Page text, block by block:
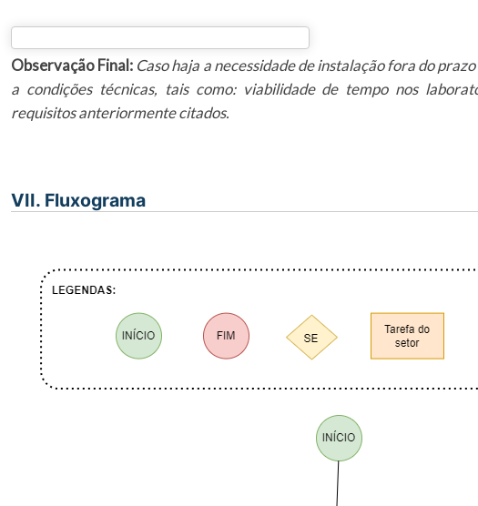
Observação Final: Caso haja a necessidade de instalação fora do
a condições técnicas, tais como: viabilidade de tempo nos
requisitos anteriormente citados.
VII. Fluxograma